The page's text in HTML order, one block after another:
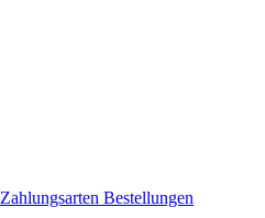
Zahlungsarten Bestellungen